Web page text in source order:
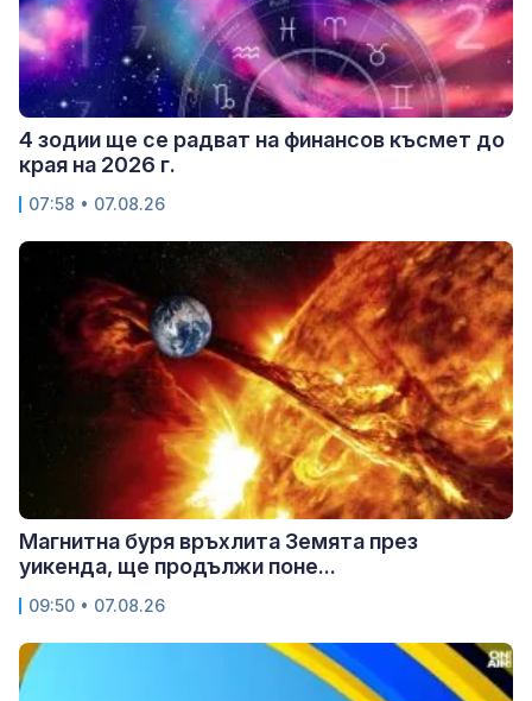
4 зодии ще се радват на финансов късмет до
края на 2026 г.
07:58 • 07.08.26
Магнитна буря връхлита Земята през
уикенда, ще продължи поне...
09:50 • 07.08.26